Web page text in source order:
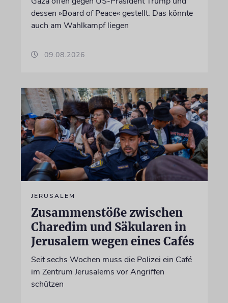
dessen »Board of Peace« gestellt. Das könnte
auch am Wahlkampf liegen
09.08.2026
JERUSALEM
Zusammenstöße zwischen
Charedim und Säkularen in
Jerusalem wegen eines Cafés
Seit sechs Wochen muss die Polizei ein Café
im Zentrum Jerusalems vor Angriffen
schützen